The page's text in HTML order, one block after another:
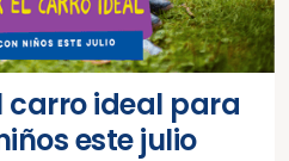
carro ideal para
este julio